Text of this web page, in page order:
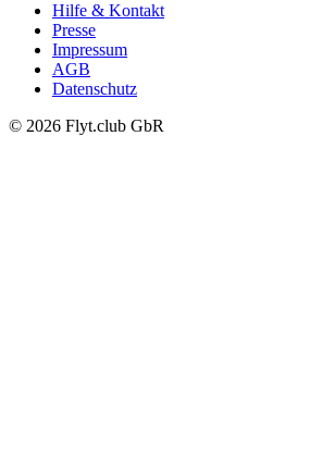
Hilfe & Kontakt
Presse
Impressum
AGB
Datenschutz
© 2026 Flyt.club GbR